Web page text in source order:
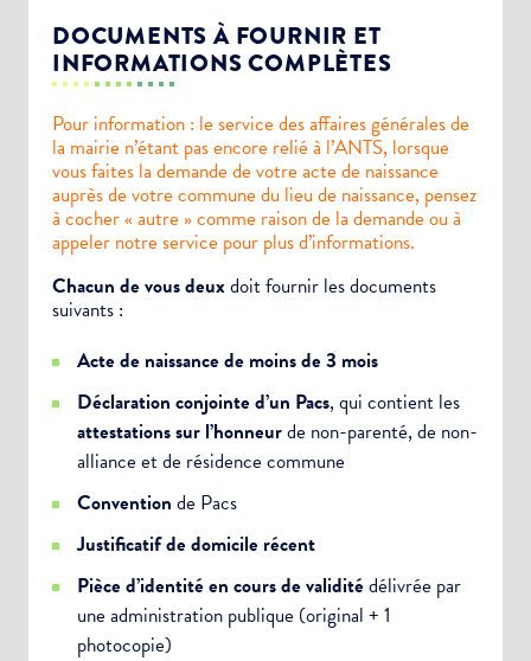
DOCUMENTS À FOURNIR ET
INFORMATIONS COMPLÈTES
Pour information : le service des affaires générales de
la mairie n’étant pas encore relié à l’ANTS, lorsque
vous faites la demande de votre acte de naissance
auprès de votre commune du lieu de naissance, pensez
à cocher « autre » comme raison de la demande ou à
appeler notre service pour plus d’informations.
Chacun de vous deuxdoit fournir les documents
suivants :
Acte de naissance de moins de 3 mois
Déclaration conjointe d’un Pacs, qui contient les
attestations sur l’honneurde non-parenté, de non-
alliance et de résidence commune
Convention de Pacs
Justificatif de domicile récent
Pièce d’identité en cours de validitédélivrée par
une administration publique (original + 1
photocopie)
Newsletter Culture
Newsletter Sport et Vie associative